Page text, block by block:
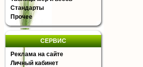
Стандарты
Прочее
СЕРВИС
Реклама на сайте
Личный кабинет